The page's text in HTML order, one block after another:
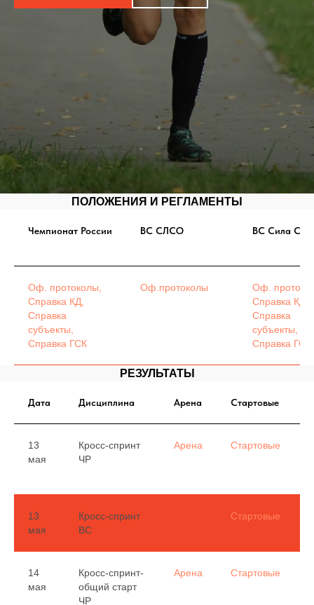
ПОЛОЖЕНИЯ И РЕГЛАМЕНТЫ
Чемпионат России ВС СЛСО ВС Сила
Оф. протоколы,
Справка КД,
Справка
субъекты,
Справка ГСК
Оф.протоколы
Оф.
Справка КД,
Справка
субъекты,
Справка ГСК
РЕЗУЛЬТАТЫ
Дата Дисциплина Арена Стартовые
13
мая
Кросс-спринт
ЧР
Арена Стартовые
13
мая
Кросс-спринт
ВС
Стартовые
14
мая
Кросс-спринт-
общий старт
ЧР
Арена Стартовые